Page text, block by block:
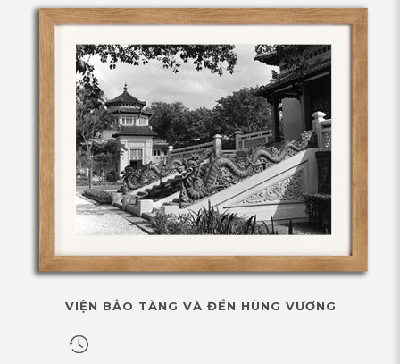
VIỆN BẢO TÀNG VÀ ĐỀN HÙNG VƯƠNG